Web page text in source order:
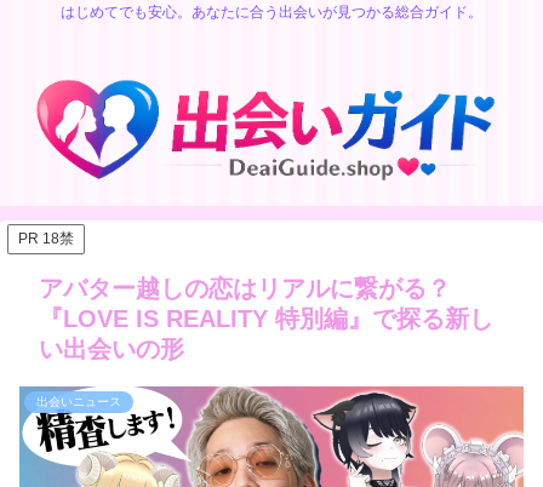
はじめてでも安心。あなたに合う出会いが見つかる総合ガイド。
PR 18禁
アバター越しの恋はリアルに繋がる？
『LOVE IS REALITY 特別編』で探る新し
い出会いの形
出会いニュース